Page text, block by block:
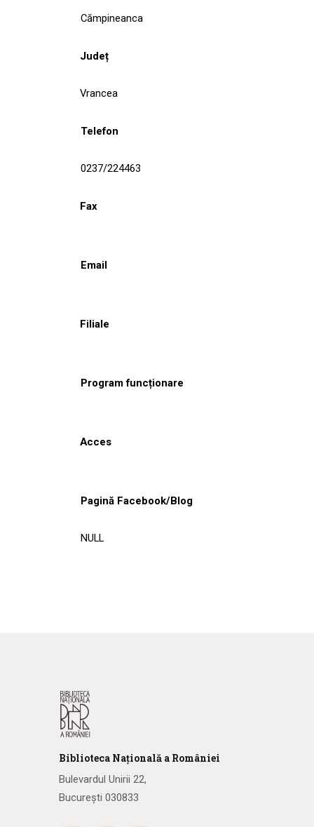
Cămpineanca
Județ
Vrancea
Telefon
0237/224463
Fax
Email
Filiale
Program funcționare
Acces
Pagină Facebook/Blog
NULL
Biblioteca Națională a României
Bulevardul Unirii 22,
București 030833